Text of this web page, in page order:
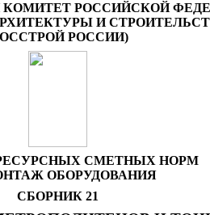
РОССИЙСКОЙ
И
РОССИИ)
СМЕТНЫХ НОРМ
ОБОРУДОВАНИЯ
СБОРНИК 21